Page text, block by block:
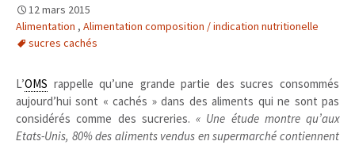
12 mars 2015
Alimentation , Alimentation composition / indication nutritionelle
sucres cachés
L’OMS rappelle qu’une grande partie des sucres consommés
aujourd’hui sont « cachés » dans des aliments qui ne sont pas
considérés comme des sucreries. « Une étude montre qu’aux
Etats-Unis, 80% des aliments vendus en supermarché contiennent